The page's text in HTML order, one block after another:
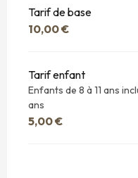
Tarif de base
10,00 €
Tarif enfant
Enfants de 8 à 11 ans
ans
5,00 €